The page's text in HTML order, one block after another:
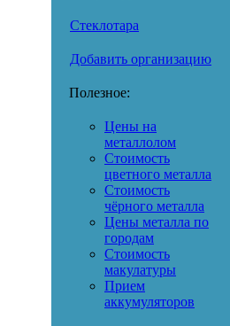
Стеклотара
Добавить организацию
Полезное:
Цены на
металлолом
Стоимость
цветного металла
Стоимость
чёрного металла
Цены металла по
городам
Стоимость
макулатуры
Прием
аккумуляторов